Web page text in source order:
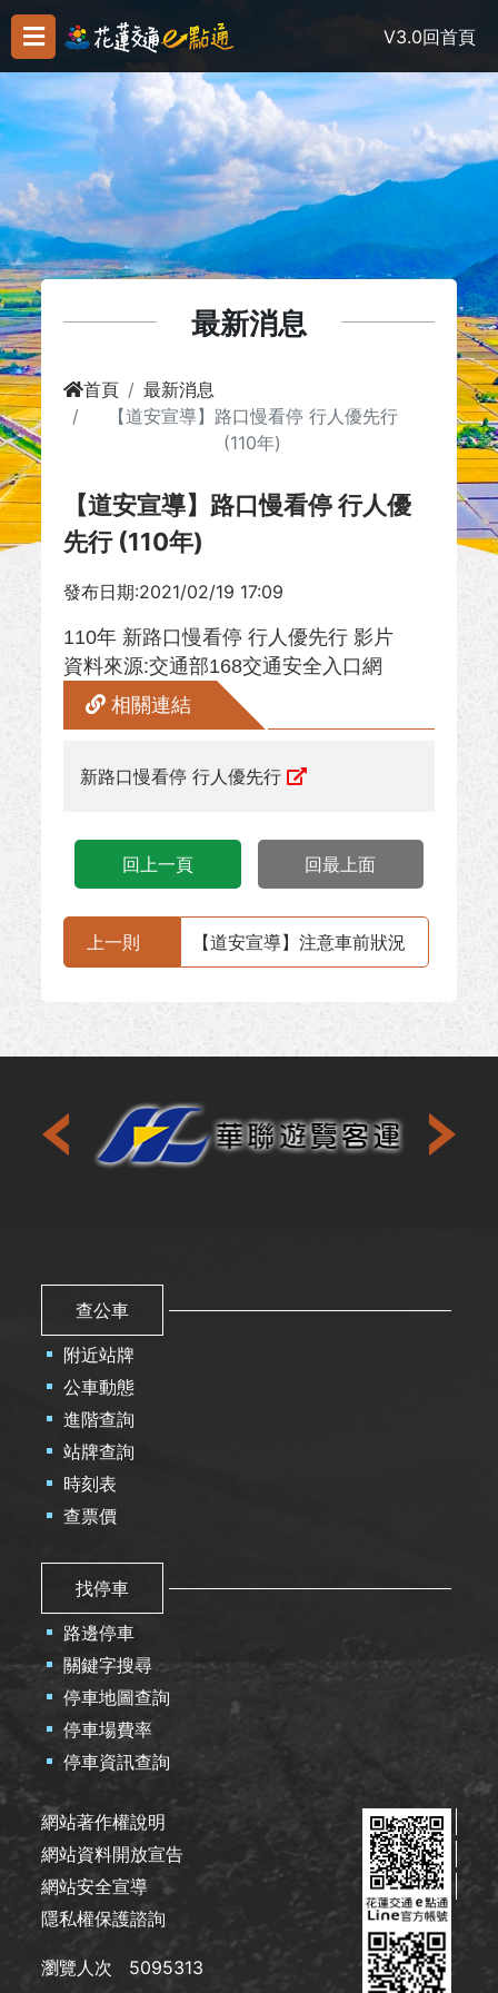
V3.0回首頁
最新消息
首頁
最新消息
【道安宣導】路口慢看停 行人優先行
(110年)
【道安宣導】路口慢看停 行人優
先行 (110年)
發布日期:2021/02/19 17:09
110年 新路口慢看停 行人優先行 影片
資料來源:交通部168交通安全入口網
相關連結
新路口慢看停 行人優先行
回上一頁 回最上面
上一則 【道安宣導】注意車前狀況
查公車
附近站牌
公車動態
進階查詢
站牌查詢
時刻表
查票價
找停車
路邊停車
關鍵字搜尋
停車地圖查詢
停車場費率
停車資訊查詢
網站著作權說明
網站資料開放宣告
網站安全宣導
隱私權保護諮詢
瀏覽人次 5095313